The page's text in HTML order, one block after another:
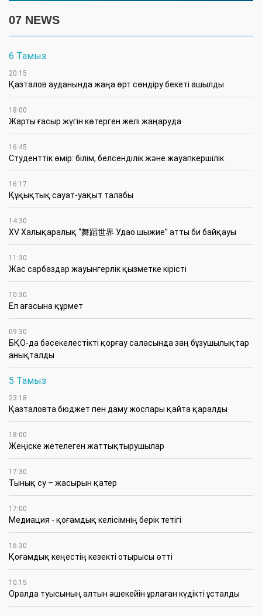
07 NEWS
6 Тамыз
20:15
Қазталов ауданында жаңа өрт сөндіру бекеті ашылды
18:00
Жарты ғасыр жүгін көтерген желі жаңаруда
16:45
Студенттік өмір: білім, белсенділік және жауапкершілік
16:17
Құқықтық сауат-уақыт талабы
14:30
XV Халықаралық “舞蹈世界 Удао шыжие” атты би байқауы
11:30
Жас сарбаздар жауынгерлік қызметке кірісті
10:30
Ел ағасына құрмет
09:30
БҚО-да бәсекелестікті қорғау саласында заң бұзушылықтар
анықталды
5 Тамыз
23:18
Қазталовта бюджет пен даму жоспары қайта қаралды
18:00
Жеңіске жетелеген жаттықтырушылар
17:30
Тынық су – жасырын қатер
17:00
Медиация - қоғамдық келісімнің берік тетігі
16:30
Қоғамдық кеңестің кезекті отырысы өтті
10:15
Оралда туысының алтын әшекейін ұрлаған күдікті ұсталды